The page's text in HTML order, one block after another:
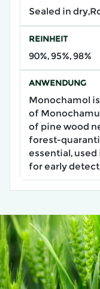
Sealed in
REINHEIT
90%, 95%, 98%
ANWENDUNG
Monochamol
of
of pine wood
forest-
essential,
for early